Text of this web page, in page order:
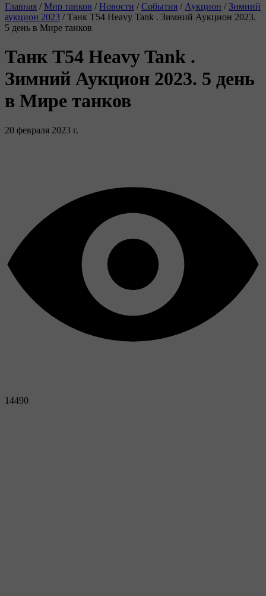
Главная / Мир танков / Новости / События / Аукцион / Зимний
аукцион 2023 / Танк T54 Heavy Tank . Зимний Аукцион 2023.
5 день в Мире танков
Танк T54 Heavy Tank .
Зимний Аукцион 2023. 5 день
в Мире танков
20 февраля 2023 г.
14490